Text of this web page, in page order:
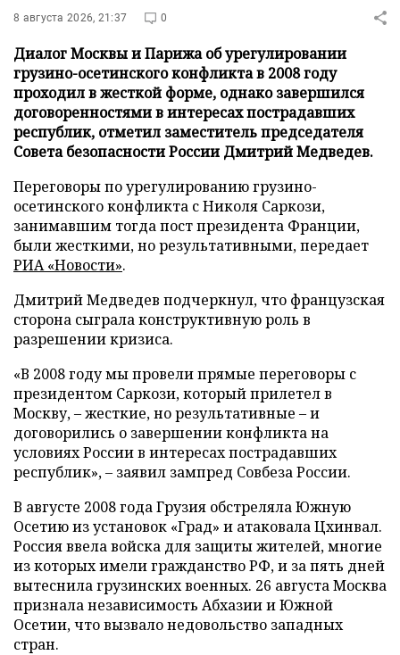
8 августа 2026, 21:37 0
Диалог Москвы и Парижа об урегулировании
грузино-осетинского конфликта в 2008 году
проходил в жесткой форме, однако завершился
договоренностями в интересах пострадавших
республик, отметил заместитель председателя
Совета безопасности России Дмитрий Медведев.
Переговоры по урегулированию грузино-
осетинского конфликта с Николя Саркози,
занимавшим тогда пост президента Франции,
были жесткими, но результативными, передает
РИА «Новости».
Дмитрий Медведев подчеркнул, что французская
сторона сыграла конструктивную роль в
разрешении кризиса.
«В 2008 году мы провели прямые переговоры с
президентом Саркози, который прилетел в
Москву, – жесткие, но результативные – и
договорились о завершении конфликта на
условиях России в интересах пострадавших
республик», – заявил зампред Совбеза России.
В августе 2008 года Грузия обстреляла Южную
Осетию из установок «Град» и атаковала Цхинвал.
Россия ввела войска для защиты жителей, многие
из которых имели гражданство РФ, и за пять дней
вытеснила грузинских военных. 26 августа Москва
признала независимость Абхазии и Южной
Осетии, что вызвало недовольство западных
стран.